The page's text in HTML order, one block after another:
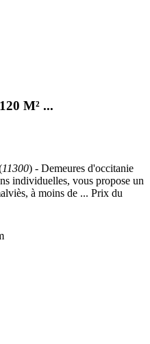
M² ...
11300) - Demeures d'occitanie
individuelles, vous propose un
à moins de ... Prix du